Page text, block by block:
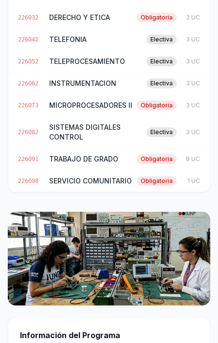
226032 DERECHO Y ETICA Obligatoria 2 UC
226042 TELEFONIA Electiva 3 UC
226052 TELEPROCESAMIENTO Electiva 3 UC
226062 INSTRUMENTACION Electiva 3 UC
226073 MICROPROCESADORES II Obligatoria 3 UC
226082
SISTEMAS DIGITALES
CONTROL
Electiva 3 UC
226091 TRABAJO DE GRADO Obligatoria 8 UC
226098 SERVICIO COMUNITARIO Obligatoria 1 UC
Información del Programa